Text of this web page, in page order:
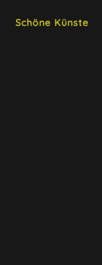
Schöne Künste